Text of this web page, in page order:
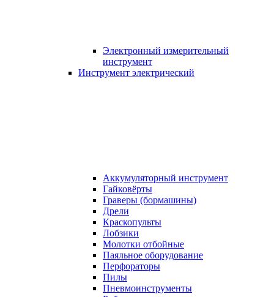
Электронный измерительный
инструмент
Инструмент электрический
Аккумуляторный инструмент
Гайковёрты
Граверы (бормашины)
Дрели
Краскопульты
Лобзики
Молотки отбойные
Паяльное оборудование
Перфораторы
Пилы
Пневмоинструменты